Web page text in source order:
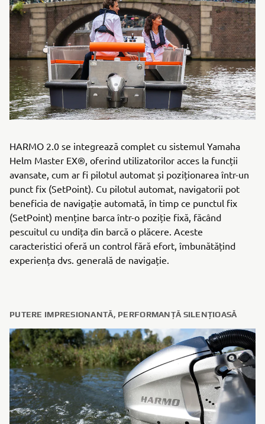
HARMO 2.0 se integrează complet cu sistemul Yamaha
Helm Master EX®, oferind utilizatorilor acces la funcții
avansate, cum ar fi pilotul automat și poziționarea într-un
punct fix (SetPoint). Cu pilotul automat, navigatorii pot
beneficia de navigație automată, în timp ce punctul fix
(SetPoint) menține barca într-o poziție fixă, făcând
pescuitul cu undița din barcă o plăcere. Aceste
caracteristici oferă un control fără efort, îmbunătățind
experiența dvs. generală de navigație.
PUTERE IMPRESIONANTĂ, PERFORMANȚĂ SILENȚIOASĂ